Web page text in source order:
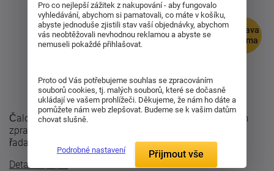
doprava
zdarma
Čalouněná postel Palladio vyniká individuálním ručním
zpracováním a konstrukční kvality řady Premium. Tato
řada vyniká výškou ložné plochy a ...
Detailní popis
Pro co nejlepší zážitek z nakupování - aby fungovalo
vyhledávání, abychom si pamatovali, co máte v košíku,
abyste jednoduše zjistili stav vaší objednávky, abychom
vás neobtěžovali nevhodnou reklamou a abyste se
nemuseli pokaždé přihlašovat.
Proto od Vás potřebujeme souhlas se zpracováním
souborů cookies, tj. malých souborů, které se dočasně
ukládají ve vašem prohlížeči. Děkujeme, že nám ho dáte a
pomůžete nám web zlepšovat. Budeme se k vašim datům
chovat slušně.
Podrobné nastavení Přijmout vše